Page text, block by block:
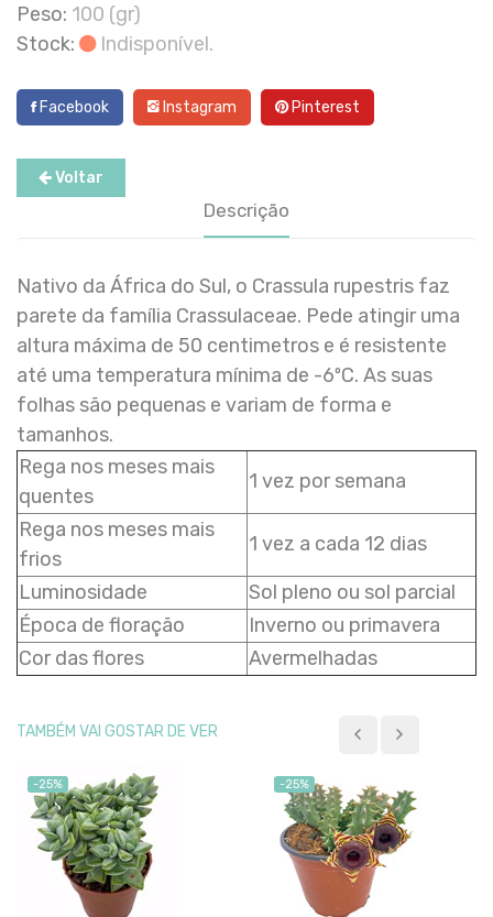
Peso: 100 (gr)
Stock:
Indisponível.
Facebook Instagram Pinterest
Voltar
Descrição
Nativo da África do Sul, o Crassula rupestris faz
parete da família Crassulaceae. Pede atingir uma
altura máxima de 50 centimetros e é resistente
até uma temperatura mínima de -6ºC. As suas
folhas são pequenas e variam de forma e
tamanhos.
Rega nos meses mais
quentes
1 vez por semana
Rega nos meses mais
frios
1 vez a cada 12 dias
Luminosidade
Sol pleno ou sol parcial
Época de floração
Inverno ou primavera
Cor das flores
Avermelhadas
TAMBÉM VAI GOSTAR DE VER
-25% -25%